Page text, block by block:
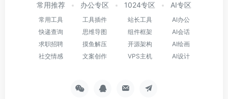
常用推荐
常用工具
快递查询
求职招聘
社交情感
办公专区
工具插件
思维导图
摸鱼解压
文案创作
1024专区
站长工具
组件框架
开源架构
VPS主机
AI专区
AI办公
AI会话
AI绘画
AI设计